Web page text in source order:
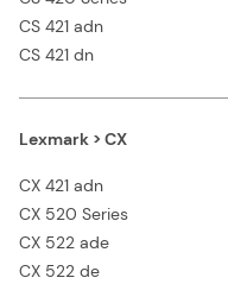
CS 421 adn
CS 421 dn
Lexmark > CX
CX 421 adn
CX 520 Series
CX 522 ade
CX 522 de